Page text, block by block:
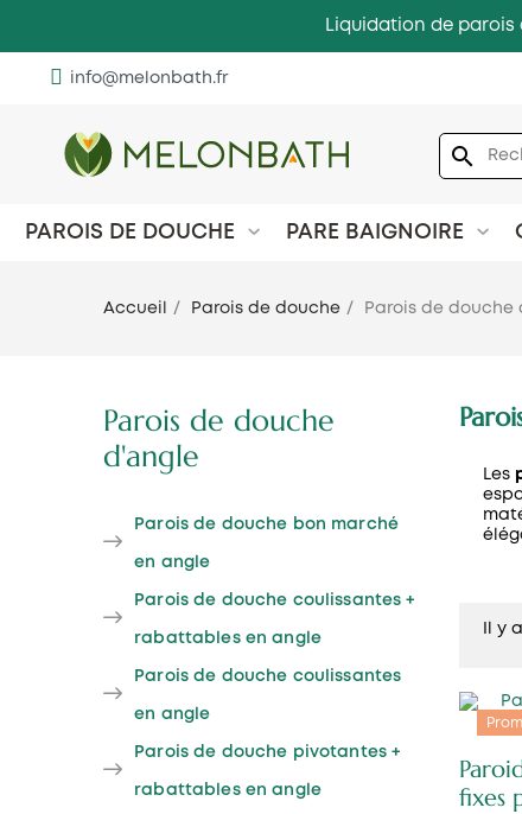
Liquidation de parois
info@melonbath.fr
search
PAROIS DE DOUCHE PARE BAIGNOIRE
Accueil Parois de douche Parois de douche
Parois de douche
d'angle
Parois de douche bon marché
en angle
Parois de douche coulissantes +
rabattables en angle
Parois de douche coulissantes
en angle
Parois de douche pivotantes +
rabattables en angle
Les
Il y
fixes